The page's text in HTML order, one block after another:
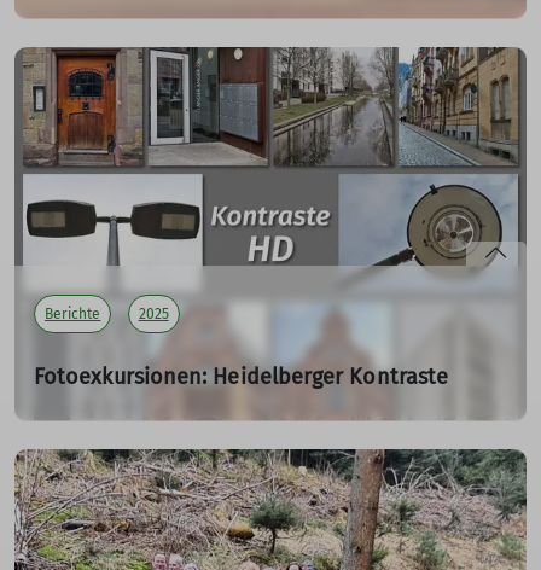
Schaukeln macht glücklich!
Dass Schaukeln ein echtes Glücksgefühl auslösen kann,
ist längst kein Geheimnis mehr – Psychologie und
Medizin bestätigen: Schaukeln entspannt, fördert das
Gleichgewicht und macht einfach gute Laune! Und genau
das konnten am 6. April 2025 alle selbst erleben, die
beim Aktionstag „Sporteln in der Familie“ in der
Turnhalle der IGSLO in Oggersheim vorbeischauten
mehr erfahren
Berichte
2025
Fotoexkursionen: Heidelberger Kontraste
SV 03
Was muss man sich eigentlich unter dem Thema
„Heidelberger Kontraste“ bei einer Fotoexkursion
vorstellen?